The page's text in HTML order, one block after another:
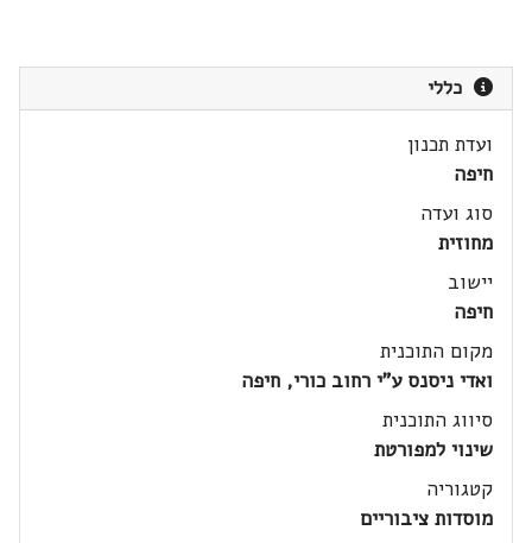
כללי
ועדת תכנון
חיפה
סוג ועדה
מחוזית
יישוב
חיפה
מקום התוכנית
ואדי ניסנס ע"י רחוב כורי, חיפה
סיווג התוכנית
שינוי למפורטת
קטגוריה
מוסדות ציבוריים